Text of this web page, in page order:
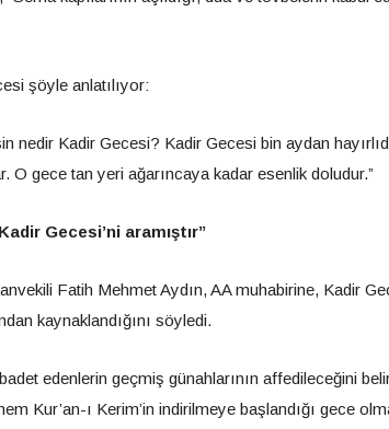
şöyle anlatılıyor:
nedir Kadir Gecesi? Kadir Gecesi bin aydan
gece tan yeri ağarıncaya kadar esenlik doludur.”
Gecesi’ni aramıştır”
Fatih Mehmet Aydın, AA muhabirine, Kadir
kaynaklandığını söyledi.
edenlerin geçmiş günahlarının affedileceğini
Kur’an-ı Kerim’in indirilmeye başlandığı gece